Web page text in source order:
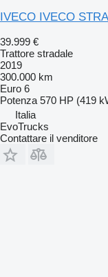
IVECO IVECO
39.999 €
Trattore stradale
2019
300.000 km
Euro 6
Potenza 570 HP (419
Italia
EvoTrucks
Contattare il venditore